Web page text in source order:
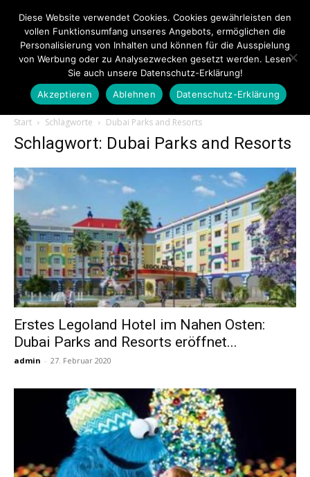
Touristiknews.de
Touristiknews
und
Reiseempfehlungen.
Start Schlagworte Dubai Parks and Resorts
Schlagwort: Dubai Parks and Resorts
Erstes Legoland Hotel im Nahen Osten:
Dubai Parks and Resorts eröffnet...
admin - 27. Februar 2020
Diese Website verwendet Cookies. Cookies gewährleisten den
vollen Funktionsumfang unseres Angebots, ermöglichen die
Personalisierung von Inhalten und können für die Ausspielung
von Werbung oder zu Analysezwecken gesetzt werden. Lesen
Sie auch unsere Datenschutz-Erklärung!
Akzeptieren
Ablehnen Datenschutz-Erklärung